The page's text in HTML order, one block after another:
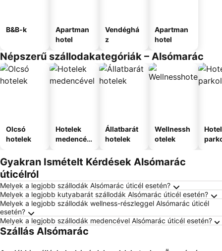
B&B-k
Apartman
hotel
Vendéghá
z
Apartman
hotel
Népszerű szállodakategóriák – Alsómarác
Olcsó
hotelek
Hotelek
medencév
Állatbarát
hotelek
Wellnessh
otelek
Gyakran Ismételt Kérdések Alsómarác
úticélról
Melyek a legjobb szállodák Alsómarác úticél esetén?
Melyek a legjobb kutyabarát szállodák Alsómarác úticél esetén?
Melyek a legjobb szállodák wellness-részleggel Alsómarác úticél
esetén?
Melyek a legjobb szállodák medencével Alsómarác úticél esetén?
Szállás Alsómarác